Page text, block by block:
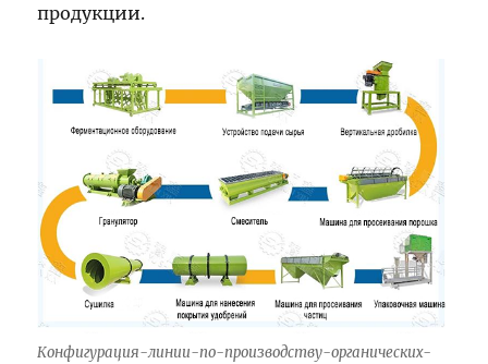
продукции.
Конфигурация-линии-по-производству-органических-